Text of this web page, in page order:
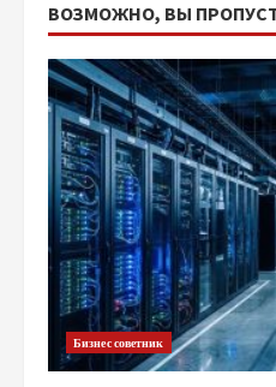
ВОЗМОЖНО, ВЫ
Бизнес советник